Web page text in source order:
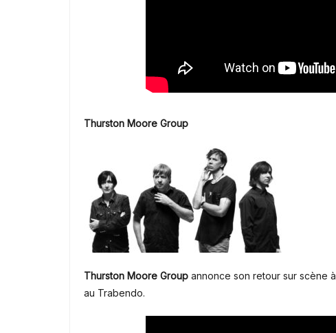
Thurston Moore Group
Thurston Moore Group annonce son retour sur scène à
au Trabendo.